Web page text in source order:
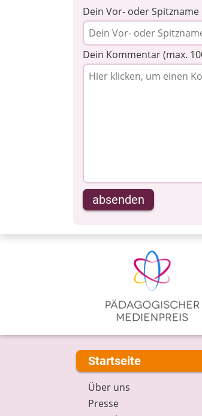
Dein Vor- oder Spitzname
Dein Kommentar (max.
absenden
Startseite
Über uns
Presse